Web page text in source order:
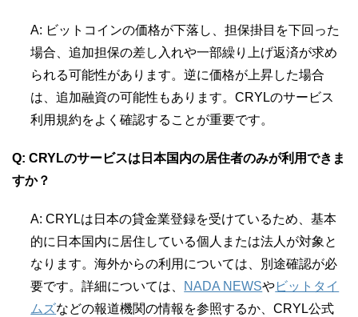
A: ビットコインの価格が下落し、担保掛目を下回った
場合、追加担保の差し入れや一部繰り上げ返済が求め
られる可能性があります。逆に価格が上昇した場合
は、追加融資の可能性もあります。CRYLのサービス
利用規約をよく確認することが重要です。
Q: CRYLのサービスは日本国内の居住者のみが利用できま
すか？
A: CRYLは日本の貸金業登録を受けているため、基本
的に日本国内に居住している個人または法人が対象と
なります。海外からの利用については、別途確認が必
要です。詳細については、
NADA NEWSやビットタイ
ムズなどの報道機関の情報を参照するか、CRYL公式